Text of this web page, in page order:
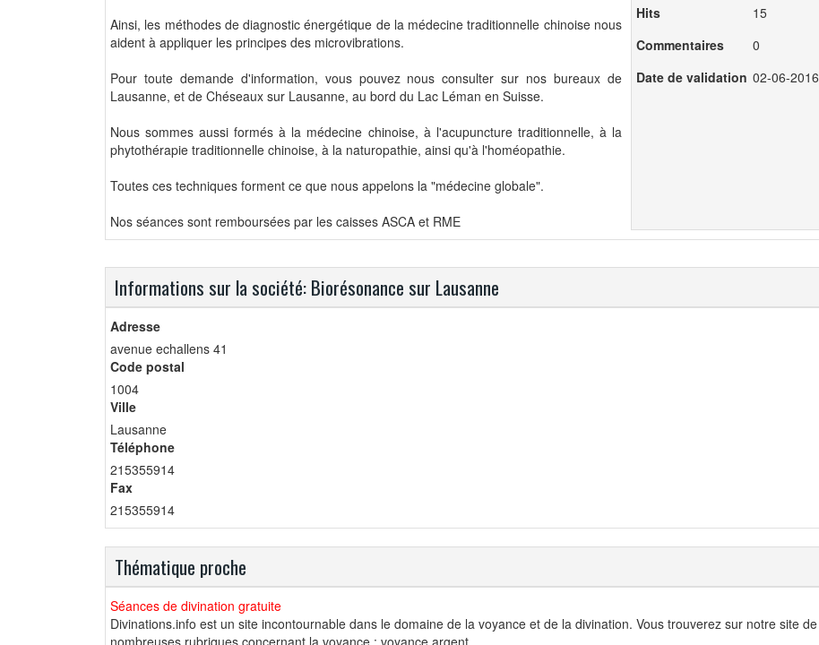
Ainsi, les méthodes de diagnostic énergétique de la médecine traditionnelle chinoise nous
aident à appliquer les principes des microvibrations.
Pour toute demande d'information, vous pouvez nous consulter sur nos bureaux de
Lausanne, et de Chéseaux sur Lausanne, au bord du Lac Léman en Suisse.
Nous sommes aussi formés à la médecine chinoise, à l'acupuncture traditionnelle, à la
phytothérapie traditionnelle chinoise, à la naturopathie, ainsi qu'à l'homéopathie.
Toutes ces techniques forment ce que nous appelons la "médecine globale".
Nos séances sont remboursées par les caisses ASCA et RME
Hits
15
Commentaires
0
Date de validation 02-06-2016
Informations sur la société: Biorésonance sur Lausanne
Adresse
avenue echallens 41
Code postal
1004
Ville
Lausanne
Téléphone
215355914
Fax
215355914
Thématique proche
Séances de divination gratuite
Divinations.info est un site incontournable dans le domaine de la voyance et de la divination. Vous trouverez sur notre site de
nombreuses rubriques concernant la voyance : voyance argent,...